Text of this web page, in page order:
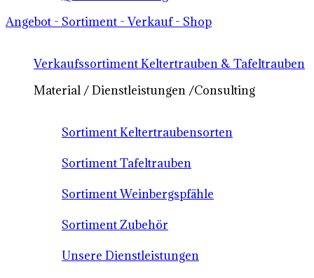
Angebot - Sortiment - Verkauf - Shop
Verkaufssortiment Keltertrauben & Tafeltrauben
Material / Dienstleistungen /Consulting
Sortiment Keltertraubensorten
Sortiment Tafeltrauben
Sortiment Weinbergspfähle
Sortiment Zubehör
Unsere Dienstleistungen